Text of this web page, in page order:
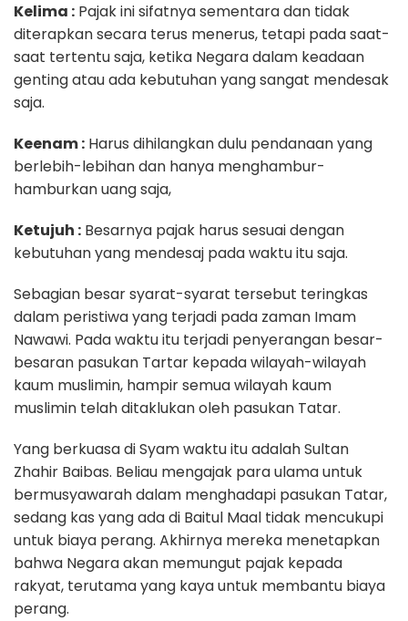
Kelima : Pajak ini sifatnya sementara dan tidak
diterapkan secara terus menerus, tetapi pada saat-
saat tertentu saja, ketika Negara dalam keadaan
genting atau ada kebutuhan yang sangat mendesak
saja.
Keenam : Harus dihilangkan dulu pendanaan yang
berlebih-lebihan dan hanya menghambur-
hamburkan uang saja,
Ketujuh : Besarnya pajak harus sesuai dengan
kebutuhan yang mendesaj pada waktu itu saja.
Sebagian besar syarat-syarat tersebut teringkas
dalam peristiwa yang terjadi pada zaman Imam
Nawawi. Pada waktu itu terjadi penyerangan besar-
besaran pasukan Tartar kepada wilayah-wilayah
kaum muslimin, hampir semua wilayah kaum
muslimin telah ditaklukan oleh pasukan Tatar.
Yang berkuasa di Syam waktu itu adalah Sultan
Zhahir Baibas. Beliau mengajak para ulama untuk
bermusyawarah dalam menghadapi pasukan Tatar,
sedang kas yang ada di Baitul Maal tidak mencukupi
untuk biaya perang. Akhirnya mereka menetapkan
bahwa Negara akan memungut pajak kepada
rakyat, terutama yang kaya untuk membantu biaya
perang.